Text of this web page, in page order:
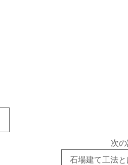
次
石場建て工法と